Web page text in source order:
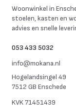
Woonwinkel in
stoelen, kasten en
advies en snelle
053 433 5032
info@mokana.nl
Hogelandsingel 49
7512 GB Enschede
KVK71451439